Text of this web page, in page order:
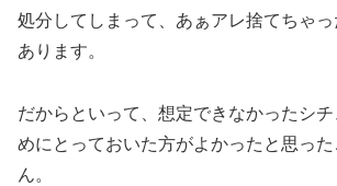
処分してしまって、あぁアレ捨てちゃ
あります。
だからといって、想定できなかったシ
めにとっておいた方がよかったと思っ
ん。